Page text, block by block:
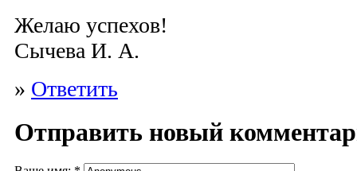
Желаю успехов!
Сычева И. А.
» Ответить
Отправить новый